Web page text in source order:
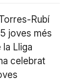
Rubí
joves més
Lliga
celebrat